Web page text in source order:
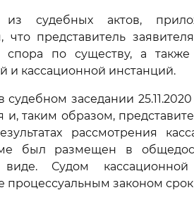
судебных актов,
что представитель
спора по существу, а также
и кассационной инстанций.
судебном заседании
и, таким образом,
рассмотрения
был размещен в
виде. Судом
процессуальным законом